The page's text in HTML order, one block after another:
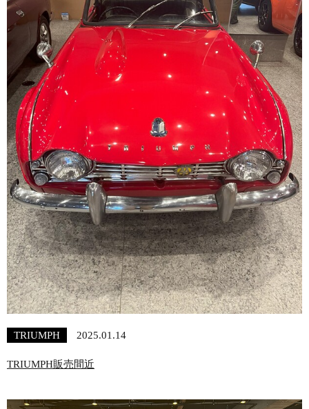
TRIUMPH 2025.01.14
TRIUMPH販売間近